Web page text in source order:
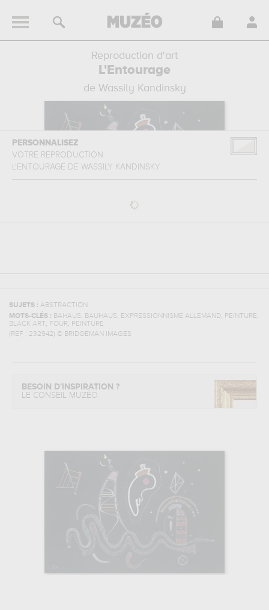
Reproduction d'art
L'Entourage
de Wassily Kandinsky
PERSONNALISEZ
VOTRE REPRODUCTION
L'ENTOURAGE DE WASSILY KANDINSKY
SUJETS : ABSTRACTION
MOTS-CLÉS : BAHAUS, BAUHAUS, EXPRESSIONNISME ALLEMAND, PEINTURE,
BLACK ART, FOUR, PEINTURE
(REF : 232942) © BRIDGEMAN IMAGES
BESOIN D'INSPIRATION ?
LE CONSEIL MUZÉO